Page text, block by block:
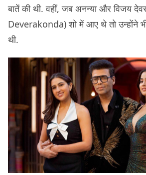
बातें की थी. वहीं, जब अनन्या और विजय
Deverakonda) शो में आए थे तो उन्होंने
थी.